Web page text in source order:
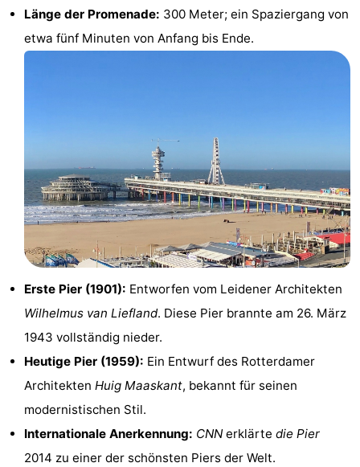
Zee
Alkmaar
aan
Zee
Natur
Zuid-
Kennermerland
Amsterdam
Haarlem
Zandvoort
Südholland
Leiden
Bollenstreek
Natur
-
Länge der Promenade: 300 Meter; ein Spaziergang von
etwa fünf Minuten von Anfang bis Ende.
Erste Pier (1901): Entworfen vom Leidener Architekten
Wilhelmus van Liefland. Diese Pier brannte am 26. März
1943 vollständig nieder.
Heutige Pier (1959): Ein Entwurf des Rotterdamer
Architekten Huig Maaskant, bekannt für seinen
modernistischen Stil.
Internationale Anerkennung: CNNerklärte die Pier
2014 zu einer der schönsten Piers der Welt.